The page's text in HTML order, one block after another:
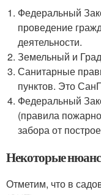
Федеральный
проведение
деятельности.
Земельный и
Санитарные
пунктов. Это
Федеральный
(правила
забора от
Некоторые
Отметим, что в